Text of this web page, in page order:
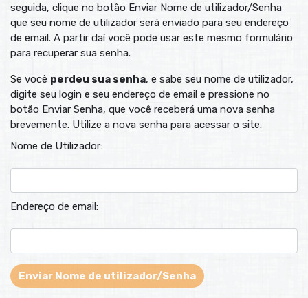
seguida, clique no botão Enviar Nome de utilizador/Senha
que seu nome de utilizador será enviado para seu endereço
de email. A partir daí você pode usar este mesmo formulário
para recuperar sua senha.
Se você perdeu sua senha, e sabe seu nome de utilizador,
digite seu login e seu endereço de email e pressione no
botão Enviar Senha, que você receberá uma nova senha
brevemente. Utilize a nova senha para acessar o site.
Nome de Utilizador:
Endereço de email: